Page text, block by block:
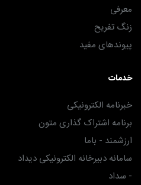
معرفی
زنگ تفریح
پیوندهای مفید
خدمات
خبرنامه الکترونیکی
برنامه اشتراک گذاری متون
ارزشمند - باما
سامانه دبیرخانه الکترونیکی دیداد
- سداد